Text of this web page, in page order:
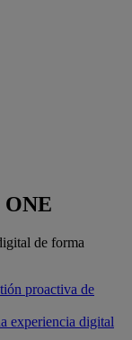
ONE
de forma
proactiva de
experiencia digital